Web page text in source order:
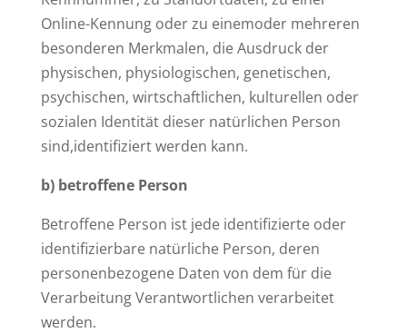
Online-Kennung oder zu einemoder mehreren
besonderen Merkmalen, die Ausdruck der
physischen, physiologischen, genetischen,
psychischen, wirtschaftlichen, kulturellen oder
sozialen Identität dieser natürlichen Person
sind,identifiziert werden kann.
b) betroffene Person
Betroffene Person ist jede identifizierte oder
identifizierbare natürliche Person, deren
personenbezogene Daten von dem für die
Verarbeitung Verantwortlichen verarbeitet
werden.